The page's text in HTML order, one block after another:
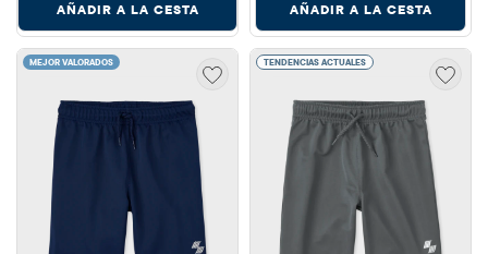
AÑADIR A LA CESTA AÑADIR A LA CESTA
MEJOR VALORADOS TENDENCIAS ACTUALES